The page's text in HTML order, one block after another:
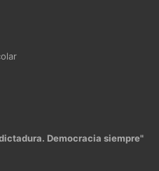
Democracia siempre"